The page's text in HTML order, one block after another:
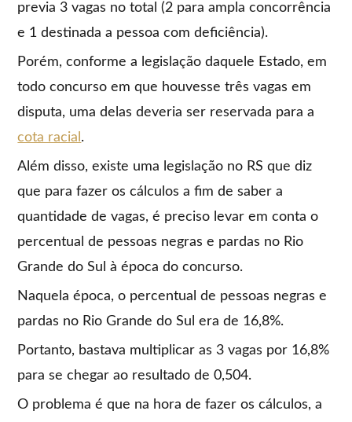
previa 3 vagas no total (2 para ampla concorrência
e 1 destinada a pessoa com deficiência).
Porém, conforme a legislação daquele Estado, em
todo concurso em que houvesse três vagas em
disputa, uma delas deveria ser reservada para a
cota racial .
Além disso, existe uma legislação no RS que diz
que para fazer os cálculos a fim de saber a
quantidade de vagas, é preciso levar em conta o
percentual de pessoas negras e pardas no Rio
Grande do Sul à época do concurso.
Naquela época, o percentual de pessoas negras e
pardas no Rio Grande do Sul era de 16,8%.
Portanto, bastava multiplicar as 3 vagas por 16,8%
para se chegar ao resultado de 0,504.
O problema é que na hora de fazer os cálculos, a